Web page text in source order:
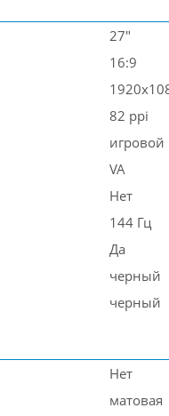
27"
16:9
82 ppi
игровой
VA
Нет
144 Гц
Да
черный
черный
Нет
матовая